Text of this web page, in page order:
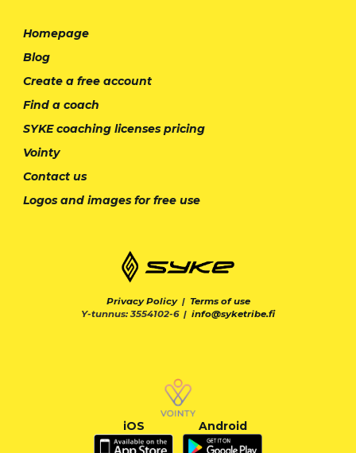
Homepage
Blog
Create a free account
Find a coach
SYKE coaching licenses pricing
Vointy
Contact us
Logos and images for free use
Privacy Policy| Terms of use
Y-tunnus: 3554102-6 | info@syketribe.fi
iOS Android